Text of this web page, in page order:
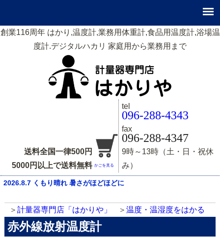
創業116周年 はかり,温度計,業務用体重計,食品用温度計,浴場温
度計.デジタルハカリ 家庭用から業務用まで
送料全国一律500円
5000円以上で送料無料 かごを見る
tel
096-288-4343
fax
096-288-4347
9時～13時（土・日・祝休
み）
2026.8.7 くもり晴れ 暑さがほどほどに
計量器専門店「はかりや」 温度・温湿度をはかる
赤外線放射温度計